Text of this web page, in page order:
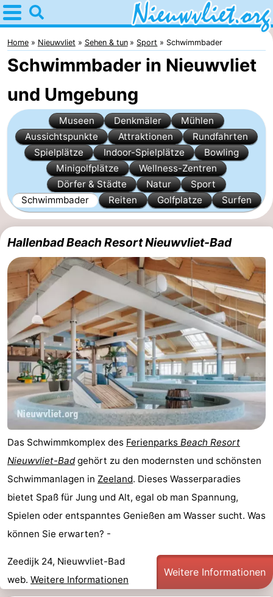
Home
Nieuwvliet
Tipps
Für
kindern
Übernachten
Appartements
Campingplätze
Ferienhäuser
Bad
Meersee
-
Beach
Resort
Nieuwvliet-
Bad
De
Meulinge
-
EuroParcs
Cadzand
-
Hoogduin
-
Noordzee
Résidence
Bad
-
Resort
Bad
-
Strand
Nieuwvliet-
Bad
-
Zeebad
-
Zonneweelde
-
Zwinhoeve
Hotels
Home Nieuwvliet Sehen & tun Sport Schwimmbader
Schwimmbader in Nieuwvliet
und Umgebung
Museen Denkmäler
Mühlen
Aussichtspunkte
Attraktionen
Rundfahrten
Spielplätze
Indoor-Spielplätze
Bowling
Minigolfplätze
Wellness-Zentren
Dörfer & Städte
Natur
Sport
Schwimmbader
Reiten Golfplatze Surfen
Hallenbad Beach Resort Nieuwvliet-Bad
Das Schwimmkomplex des Ferienparks Beach Resort
Nieuwvliet-Badgehört zu den modernsten und schönsten
Schwimmanlagen in Zeeland. Dieses Wasserparadies
bietet Spaß für Jung und Alt, egal ob man Spannung,
Spielen oder entspanntes Genießen am Wasser sucht. Was
können Sie erwarten? -
Zeedijk 24, Nieuwvliet-Bad
web. Weitere Informationen
Weitere Informationen